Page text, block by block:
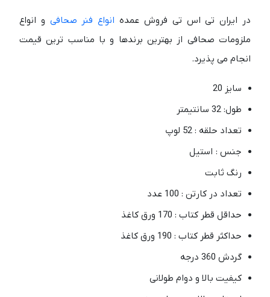
در ایران تی اس تی فروش عمده انواع فنر صحافی و انواع
ملزومات صحافی از بهترین برندها و با مناسب ترین قیمت
انجام می پذیرد.
سایز 20
طول: 32 سانتیمتر
تعداد حلقه : 52 لوپ
جنس : استیل
رنگ ثابت
تعداد در کارتن : 100 عدد
حداقل قطر کتاب : 170 ورق کاغذ
حداکثر قطر کتاب : 190 ورق کاغذ
گردش 360 درجه
کیفیت بالا و دوام طولانی